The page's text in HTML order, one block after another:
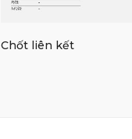
Chốt liên kết